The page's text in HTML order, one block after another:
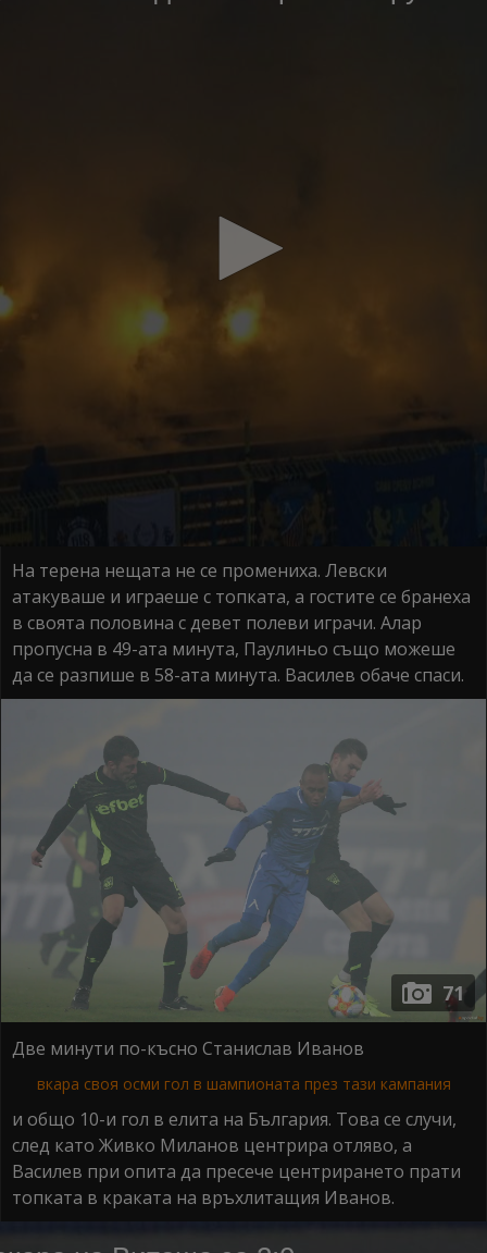
На терена нещата не се промениха. Левски
атакуваше и играеше с топката, а гостите се бранеха
в своята половина с девет полеви играчи. Алар
пропусна в 49-ата минута, Паулиньо също можеше
да се разпише в 58-ата минута. Василев обаче спаси.
71
Две минути по-късно Станислав Иванов
вкара своя осми гол в шампионата през тази кампания
и общо 10-и гол в елита на България. Това се случи,
след като Живко Миланов центрира отляво, а
Василев при опита да пресече центрирането прати
топката в краката на връхлитащия Иванов.